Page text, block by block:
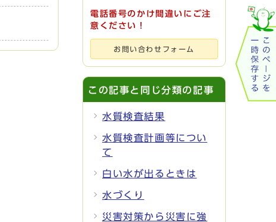
電話番号のかけ間違いにご注
意ください！
お問い合わせフォーム
この記事と同じ分類の記事
水質検査結果
水質検査計画等につい
て
白い水が出るときは
水づくり
災害対策から災害に強